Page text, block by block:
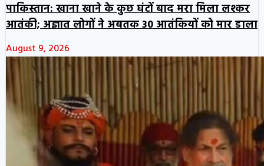
पाकिस्तान: खाना खाने के कुछ घंटों बाद मरा मिला लश्कर
आतंकी; अज्ञात लोगों ने अबतक 30 आतंकियों को मार डाला
August 9, 2026